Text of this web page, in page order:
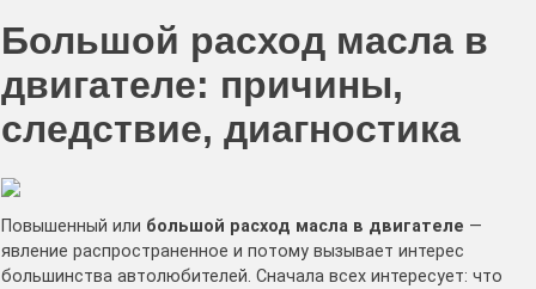
Большой расход масла в
двигателе: причины,
следствие, диагностика
Повышенный или большой расход масла в двигателе —
явление распространенное и потому вызывает интерес
большинства автолюбителей. Сначала всех интересует: что